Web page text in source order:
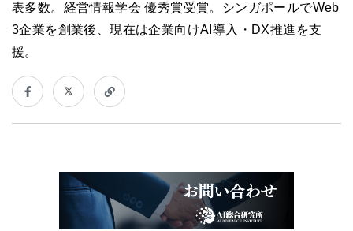
表多数。経営情報学会 優秀賞受賞。シンガポールでWeb
3企業を創業後、現在は企業向けAI導入・DX推進を支
援。